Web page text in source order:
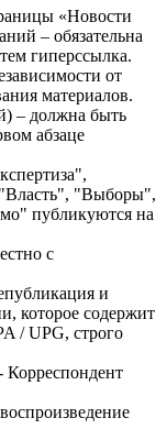
«Новости
– обязательна
гиперссылка.
от
материалов.
– должна быть
абзаце
"Выборы",
публикуются на
с
и
которое содержит
/ UPG, строго
Корреспондент